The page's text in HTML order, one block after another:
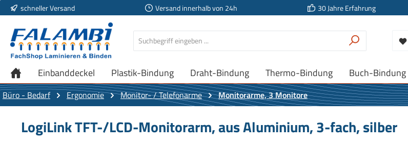
Hauptinhalt springen
Zur Suche springen
Zur Hauptnavigation springen
schneller Versand Versand innerhalb von 24h 30 Jahre Erfahrung
Einbanddeckel Plastik-Bindung Draht-Bindung Thermo-Bindung Buch-Bindung
Büro - Bedarf Ergonomie Monitor- / Telefonarme Monitorarme, 3 Monitore
LogiLink TFT-/LCD-Monitorarm, aus Aluminium, 3-fach, silber